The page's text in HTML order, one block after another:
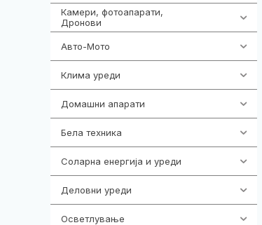
Камери, фотоапарати,
Дронови
Авто-Мото
Клима уреди
Домашни апарати
Бела техника
Соларна енергија и уреди
Деловни уреди
Осветлување